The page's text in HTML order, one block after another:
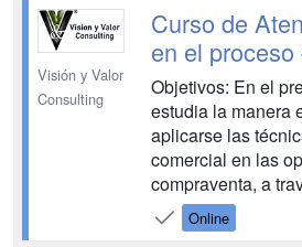
características
motivaciones;
Visión y Valor
Consulting
Curso de
en el
Objetivos: En el
estudia la manera
aplicarse las
comercial en las
compraventa, a
canales de
atendiendo a
Online